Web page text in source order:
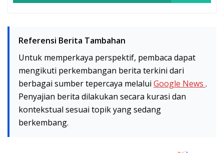
Referensi Berita Tambahan
Untuk memperkaya perspektif, pembaca dapat
mengikuti perkembangan berita terkini dari
berbagai sumber tepercaya melalui Google News .
Penyajian berita dilakukan secara kurasi dan
kontekstual sesuai topik yang sedang
berkembang.